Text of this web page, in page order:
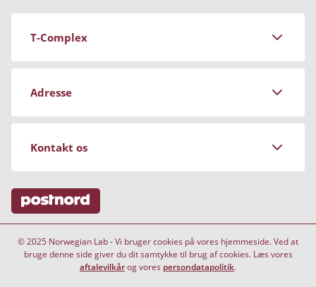
T-Complex
Om Norwegian Lab
Ofte stillede spørgsmål (FAQ)
Adresse
Stockrosgatan 3
Sweden
Kontakt os
Opsig mit abonnement
Telefontid:
hverdage 10:00 - 15:00
© 2025 Norwegian Lab - Vi bruger cookies på vores hjemmeside. Ved at
bruge denne side giver du dit samtykke til brug af cookies. Læs vores
aftalevilkårog vores persondatapolitik.